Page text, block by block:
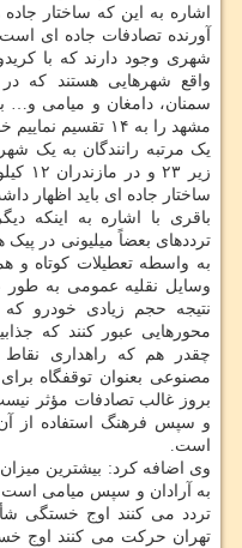
اشاره به این که ساختار
شهری وجود دارند که با
واقع شهرهایی هستند که در
یک مرتبه رانندگان به یک
زیر
ساختار جاده ای باید اظهار
باقری با اشاره به اینکه
ترددهای بعضاً میلیونی در
به واسطه تعطیلات کوتاه و
وسایل نقلیه عمومی به طور
نتیجه حجم زیادی خودرو
محورهایی عبور کنند که
چقدر هم که راهداری
مصنوعی بعنوان توقفگاه برای
بروز غالب تصادفات مؤثر
و سپس فرهنگ استفاده از
است.
وی اضافه کرد: بیشترین
به آرادان و سپس میامی است
تردد می کنند اوج خستگی
تهران حرکت می کنند اوج